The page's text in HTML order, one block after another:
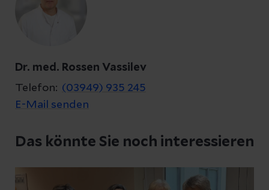
Abbrechen
Dr. med. Rossen Vassilev
Telefon: (03949) 935 245
E-Mail senden
Das könnte Sie noch interessieren